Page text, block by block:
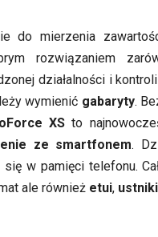
do mierzenia
rozwiązaniem
działalności i
wymienić gabaryty.
XSto
ze smartfonem.
się w pamięci telefonu.
ale również etui, ustniki